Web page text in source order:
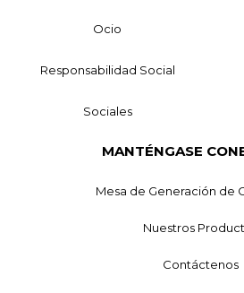
Ocio
Responsabilidad Social
Sociales
MANTÉNGASE
Mesa de Generación de
Nuestros
Contáctenos